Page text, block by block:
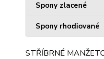
Spony zlacené
Spony rhodiované
STŘÍBRNÉ